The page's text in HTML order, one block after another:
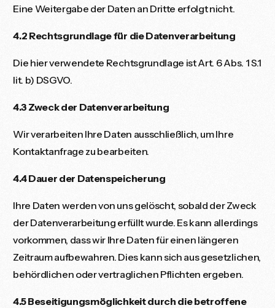
Eine Weitergabe der Daten an Dritte erfolgt nicht.
4.2 Rechtsgrundlage für die Datenverarbeitung
Die hier verwendete Rechtsgrundlage ist Art. 6 Abs. 1 S.1
lit. b) DSGVO.
4.3 Zweck der Datenverarbeitung
Wir verarbeiten Ihre Daten ausschließlich, um Ihre
Kontaktanfrage zu bearbeiten.
4.4 Dauer der Datenspeicherung
Ihre Daten werden von uns gelöscht, sobald der Zweck
der Datenverarbeitung erfüllt wurde. Es kann allerdings
vorkommen, dass wir Ihre Daten für einen längeren
Zeitraum aufbewahren. Dies kann sich aus gesetzlichen,
behördlichen oder vertraglichen Pflichten ergeben.
4.5 Beseitigungsmöglichkeit durch die betroffene